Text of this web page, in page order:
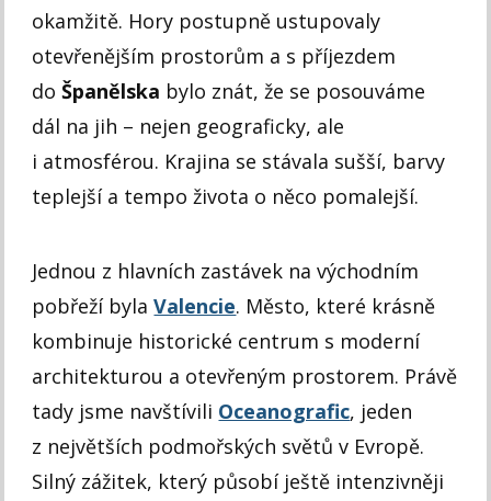
okamžitě. Hory postupně ustupovaly
otevřenějším prostorům a s příjezdem
doŠpanělska bylo znát, že se posouváme
dál na jih – nejen geograficky, ale
i atmosférou. Krajina se stávala sušší, barvy
teplejší a tempo života o něco pomalejší.
Jednou z hlavních zastávek na východním
pobřeží bylaValencie. Město, které krásně
kombinuje historické centrum s moderní
architekturou a otevřeným prostorem. Právě
tady jsme navštívili Oceanografic, jeden
z největších podmořských světů v Evropě.
Silný zážitek, který působí ještě intenzivněji